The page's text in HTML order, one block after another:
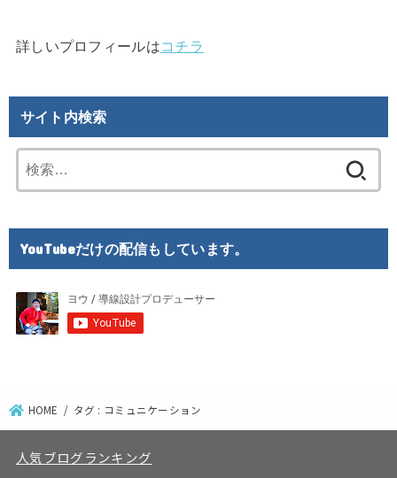
詳しいプロフィールはコチラ
サイト内検索
索:
YouTubeだけの配信もしています。
HOME タグ : コミュニケーション
人気ブログランキング